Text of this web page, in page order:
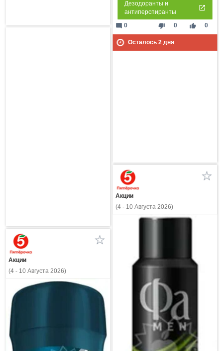
Дезодоранты и
антиперспиранты
thumb_down 0 thumb_up 0
mode_comment 0
Осталось 2 дня
Акции
(4 - 10 Августа 2026)
Акции
(4 - 10 Августа 2026)